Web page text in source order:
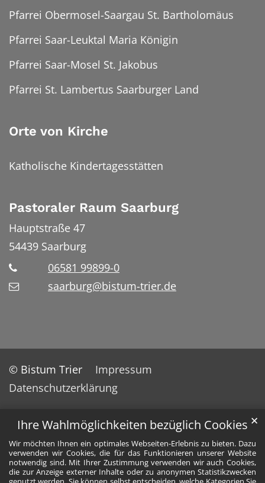
Ihre Wahlmöglichkeiten bezüglich Cookies
Wir möchten Ihnen ein optimales Webseiten-Erlebnis zu bieten. Dazu
verwenden wir Cookies, die für das Funktionieren unserer Website
notwendig sind. Mit Ihrer Zustimmung verwenden wir auch Cookies,
die zur Anzeige externer Inhalte oder zu anonymen Statistikzwecken
✕
Pfarrei Obermosel-Saargau St. Bartholomäus
Pfarrei Saar-Leuktal Maria Königin
Pfarrei Saar-Mosel St. Jakobus
Pfarrei St. Lambertus Saarburger Land
Orte von Kirche
Katholische Kindertagesstätten
Pastoraler Raum Saarburg
Hauptstraße 47
54439 Saarburg
06581 99899-0
saarburg@bistum-trier.de
© Bistum Trier
Impressum
Datenschutzerklärung